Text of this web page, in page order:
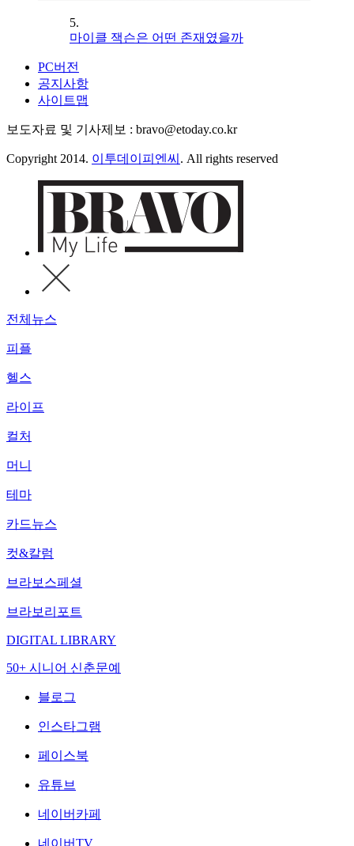
5.
마이클 잭슨은 어떤 존재였을까
PC버전
공지사항
사이트맵
보도자료 및 기사제보 : bravo@etoday.co.kr
Copyright 2014. 이투데이피엔씨 . All rights reserved
전체뉴스
피플
헬스
라이프
컬처
머니
테마
카드뉴스
컷&칼럼
브라보스페셜
브라보리포트
DIGITAL LIBRARY
50+ 시니어 신춘문예
블로그
인스타그램
페이스북
유튜브
네이버카페